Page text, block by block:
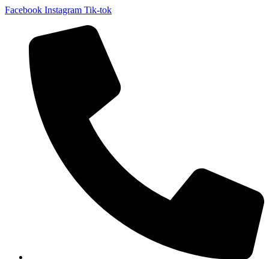
Facebook Instagram Tik-tok